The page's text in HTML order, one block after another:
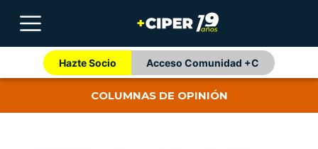
Hazte Socio Acceso Comunidad +C
COLUMNAS DE OPINIÓN